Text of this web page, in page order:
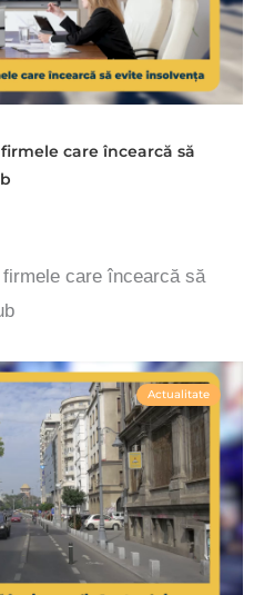
care încearcă să
care încearcă să
Actualitate